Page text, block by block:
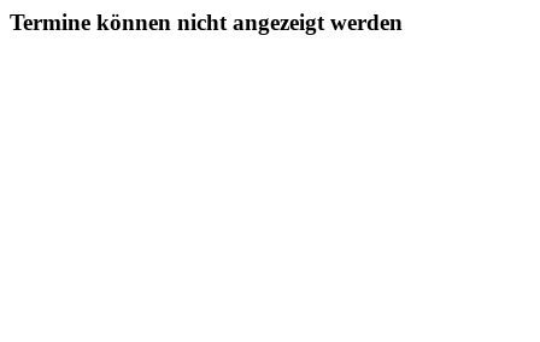
Termine können nicht angezeigt werden